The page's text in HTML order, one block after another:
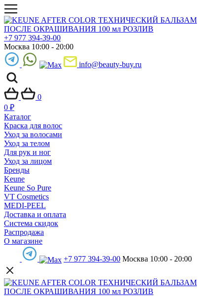
+7 977 394-39-00
Москва 10:00 - 20:00
info@beauty-buy.ru
0
0 ₽
Каталог
Краска для волос
Уход за волосами
Уход за телом
Для рук и ног
Уход за лицом
Бренды
Keune
Keune So Pure
VT Cosmetics
MEDI-PEEL
Доставка и оплата
Система скидок
Распродажа
О магазине
+7 977 394-39-00 Москва 10:00 - 20:00